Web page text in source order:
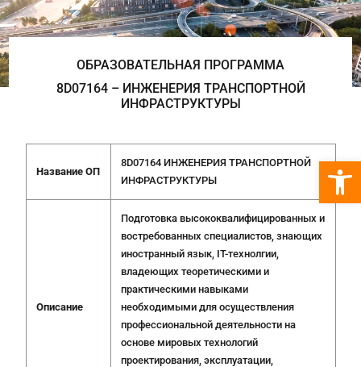
ОБРАЗОВАТЕЛЬНАЯ ПРОГРАММА
8D07164 – ИНЖЕНЕРИЯ ТРАНСПОРТНОЙ
ИНФРАСТРУКТУРЫ
Название ОП
8D07164 ИНЖЕНЕРИЯ ТРАНСПОРТНОЙ
ИНФРАСТРУКТУРЫ
Описание
Подготовка высококвалифицированных и
востребованных специалистов, знающих
иностранный язык, IT-технолгии,
владеющих теоретическими и
практическими навыками
необходимыми для осуществления
профессиональной деятельности на
основе мировых технологий
проектирования, эксплуатации,